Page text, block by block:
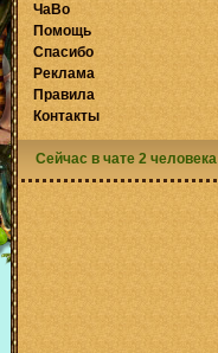
ЧаВо
Помощь
Спасибо
Реклама
Правила
Контакты
Сейчас в чате 2 человека